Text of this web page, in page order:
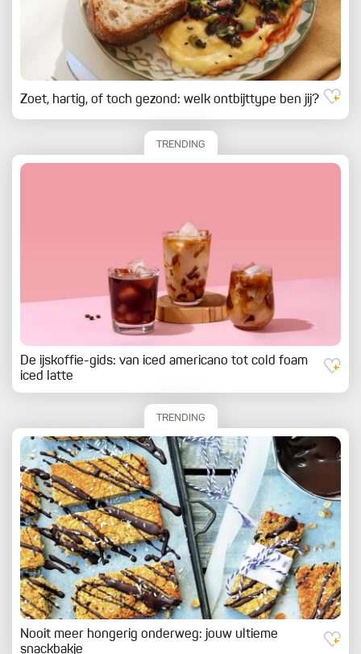
Zoet, hartig, of toch gezond: welk ontbijttype ben jij?
TRENDING
De ijskoffie-gids: van iced americano tot cold foam
iced latte
TRENDING
Nooit meer hongerig onderweg: jouw ultieme
snackbakje